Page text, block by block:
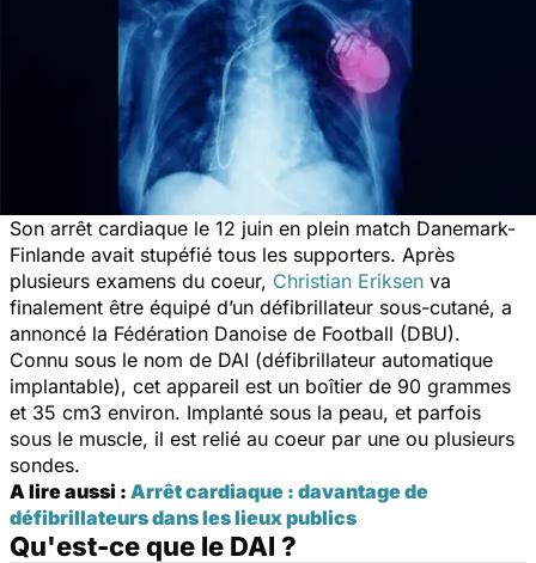
Son arrêt cardiaque le 12 juin en plein match Danemark-
Finlande avait stupéfié tous les supporters. Après
plusieurs examens du coeur, Christian Eriksen va
finalement être équipé d’un défibrillateur sous-cutané, a
annoncé la Fédération Danoise de Football (DBU).
Connu sous le nom de DAI (défibrillateur automatique
implantable), cet appareil est un boîtier de 90 grammes
et 35 cm3 environ. Implanté sous la peau, et parfois
sous le muscle, il est relié au coeur par une ou plusieurs
sondes.
A lire aussi : Arrêt cardiaque : davantage de
défibrillateurs dans les lieux publics
Qu'est-ce que le DAI ?